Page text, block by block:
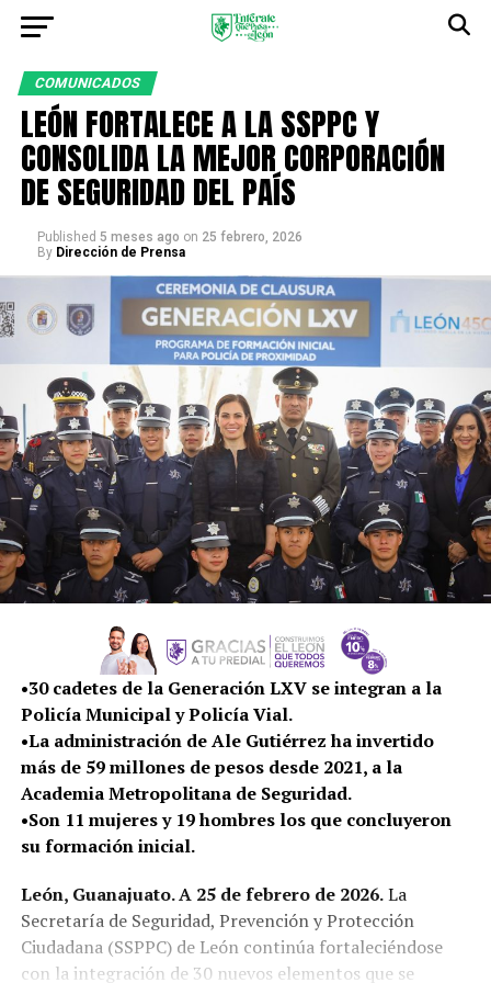
COMUNICADOS
LEÓN FORTALECE A LA SSPPC Y
CONSOLIDA LA MEJOR CORPORACIÓN
DE SEGURIDAD DEL PAÍS
Published 5 meses ago on 25 febrero, 2026
By Dirección de Prensa
•30 cadetes de la Generación LXV se integran a la
Policía Municipal y Policía Vial.
•La administración de Ale Gutiérrez ha invertido
más de 59 millones de pesos desde 2021, a la
Academia Metropolitana de Seguridad.
•Son 11 mujeres y 19 hombres los que concluyeron
su formación inicial.
León, Guanajuato. A 25 de febrero de 2026.La
Secretaría de Seguridad, Prevención y Protección
Ciudadana (SSPPC) de León continúa fortaleciéndose
con la integración de 30 nuevos elementos que se